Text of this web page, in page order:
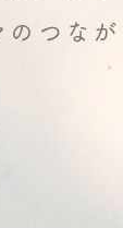
のつな